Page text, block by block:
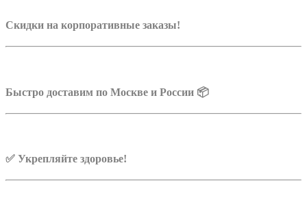
Скидки на корпоративные заказы!
Быстро доставим по Москве и России 📦
✅ Укрепляйте здоровье!